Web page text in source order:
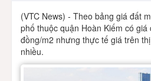
(VTC News) - Theo bảng giá đất
phố thuộc quận Hoàn Kiếm có
đồng/m2 nhưng thực tế giá trên
nhiều.